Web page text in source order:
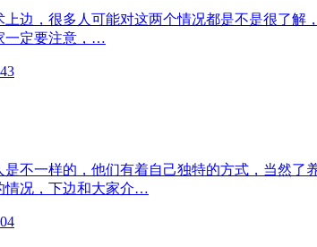
边，很多人可能对这两个情况都是不是很了
一定要注意，…
不一样的，他们有着自己独特的方式，当然
情况，下边和大家介…